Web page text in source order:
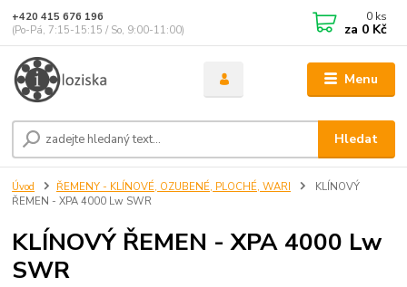
Menu
Hledat
+420 415 676 196
(Po-Pá, 7:15-15:15 / So, 9:00-11:00)
0 ks
za 0 Kč
Úvod ŘEMENY - KLÍNOVÉ, OZUBENÉ, PLOCHÉ, WARI
KLÍNOVÝ
ŘEMEN - XPA 4000 Lw SWR
KLÍNOVÝ ŘEMEN - XPA 4000 Lw
SWR